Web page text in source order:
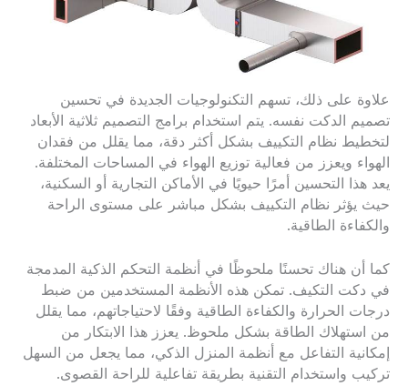
علاوة على ذلك، تسهم التكنولوجيات الجديدة في تحسين
تصميم الدكت نفسه. يتم استخدام برامج التصميم ثلاثية الأبعاد
لتخطيط نظام التكييف بشكل أكثر دقة، مما يقلل من فقدان
الهواء ويعزز من فعالية توزيع الهواء في المساحات المختلفة.
يعد هذا التحسين أمرًا حيويًا في الأماكن التجارية أو السكنية،
حيث يؤثر نظام التكييف بشكل مباشر على مستوى الراحة
والكفاءة الطاقية.
كما أن هناك تحسنًا ملحوظًا في أنظمة التحكم الذكية المدمجة
في دكت التكيف. تمكن هذه الأنظمة المستخدمين من ضبط
درجات الحرارة والكفاءة الطاقية وفقًا لاحتياجاتهم، مما يقلل
من استهلاك الطاقة بشكل ملحوظ. يعزز هذا الابتكار من
إمكانية التفاعل مع أنظمة المنزل الذكي، مما يجعل من السهل
تركيب واستخدام التقنية بطريقة تفاعلية للراحة القصوى.